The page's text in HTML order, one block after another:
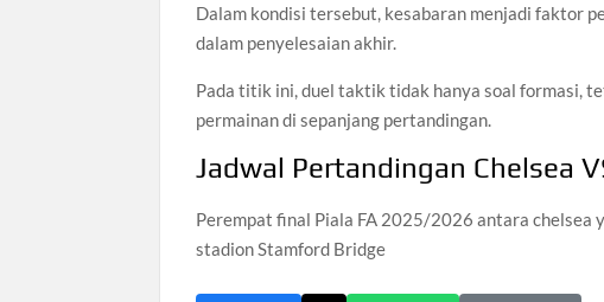
Dalam kondisi tersebut, kesabaran menjadi faktor
dalam penyelesaian akhir.
Pada titik ini, duel taktik tidak hanya soal formasi,
permainan di sepanjang pertandingan.
Jadwal Pertandingan Chelsea
Perempat final Piala FA 2025/2026 antara chelsea
stadion Stamford Bridge